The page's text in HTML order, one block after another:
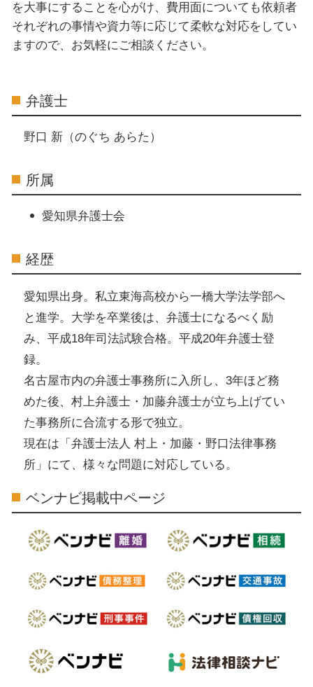
を大事にすることを心がけ、費用面についても依頼者
それぞれの事情や資力等に応じて柔軟な対応をしてい
ますので、お気軽にご相談ください。
弁護士
野口 新（のぐち あらた）
所属
愛知県弁護士会
経歴
愛知県出身。私立東海高校から一橋大学法学部へ
と進学。大学を卒業後は、弁護士になるべく励
み、平成18年司法試験合格。平成20年弁護士登
録。
名古屋市内の弁護士事務所に入所し、3年ほど務
めた後、村上弁護士・加藤弁護士が立ち上げてい
た事務所に合流する形で独立。
現在は「弁護士法人 村上・加藤・野口法律事務
所」にて、様々な問題に対応している。
ベンナビ掲載中ページ